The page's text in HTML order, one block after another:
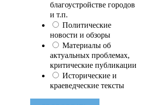
благоустройстве городов
и т.п.
Политические
новости и обзоры
Материалы об
актуальных проблемах,
критические публикации
Исторические и
краеведческие тексты